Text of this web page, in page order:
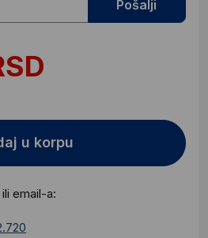
Pošalji
u korpu
email-a: